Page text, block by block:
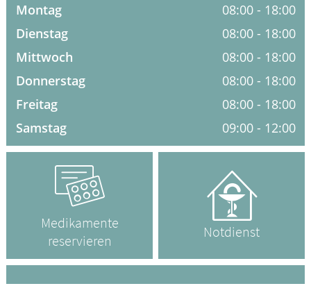
Ratgeber
GESUND IM ALTER
WELLNESS
Montag
08:00 - 18:00
Dienstag
08:00 - 18:00
Mittwoch
08:00 - 18:00
Donnerstag
08:00 - 18:00
Freitag
08:00 - 18:00
Samstag
09:00 - 12:00
Medikamente
reservieren
Notdienst